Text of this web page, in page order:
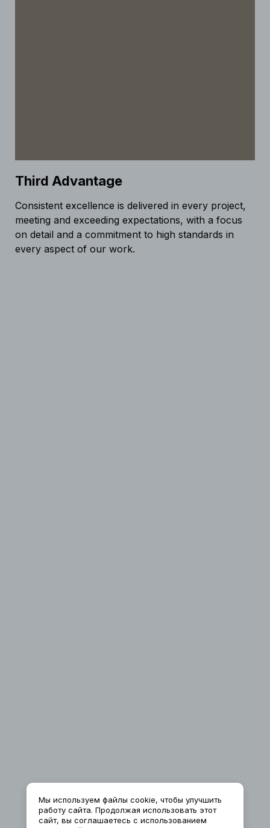
Third Advantage
Consistent excellence is delivered in every project,
meeting and exceeding expectations, with a focus
on detail and a commitment to high standards in
every aspect of our work.
Мы используем файлы cookie, чтобы улучшить
работу сайта. Продолжая использовать этот
сайт, вы соглашаетесь с использованием